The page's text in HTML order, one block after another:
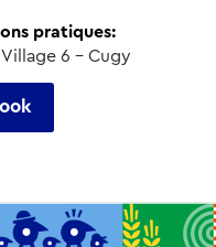
pratiques:
6 - Cugy